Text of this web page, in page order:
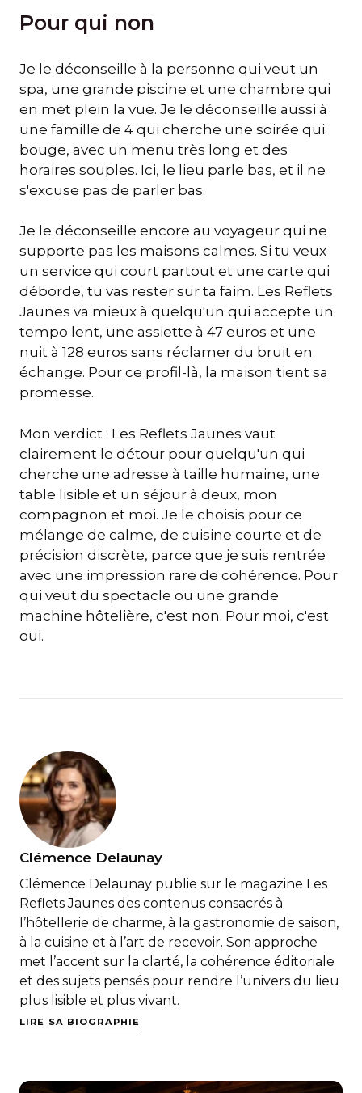
Pour qui non
Je le déconseille à la personne qui veut un
spa, une grande piscine et une chambre qui
en met plein la vue. Je le déconseille aussi à
une famille de 4 qui cherche une soirée qui
bouge, avec un menu très long et des
horaires souples. Ici, le lieu parle bas, et il ne
s'excuse pas de parler bas.
Je le déconseille encore au voyageur qui ne
supporte pas les maisons calmes. Si tu veux
un service qui court partout et une carte qui
déborde, tu vas rester sur ta faim. Les Reflets
Jaunes va mieux à quelqu'un qui accepte un
tempo lent, une assiette à 47 euros et une
nuit à 128 euros sans réclamer du bruit en
échange. Pour ce profil-là, la maison tient sa
promesse.
Mon verdict : Les Reflets Jaunes vaut
clairement le détour pour quelqu'un qui
cherche une adresse à taille humaine, une
table lisible et un séjour à deux, mon
compagnon et moi. Je le choisis pour ce
mélange de calme, de cuisine courte et de
précision discrète, parce que je suis rentrée
avec une impression rare de cohérence. Pour
qui veut du spectacle ou une grande
machine hôtelière, c'est non. Pour moi, c'est
oui.
Clémence Delaunay
Clémence Delaunay publie sur le magazine Les
Reflets Jaunes des contenus consacrés à
l’hôtellerie de charme, à la gastronomie de saison,
à la cuisine et à l’art de recevoir. Son approche
met l’accent sur la clarté, la cohérence éditoriale
et des sujets pensés pour rendre l’univers du lieu
plus lisible et plus vivant.
LIRE SA BIOGRAPHIE